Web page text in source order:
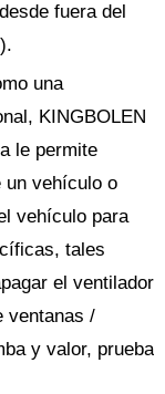
fuera del
una
KINGBOLEN
le permite
un vehículo o
vehículo para
tales
el ventilador
ventanas /
y valor, prueba